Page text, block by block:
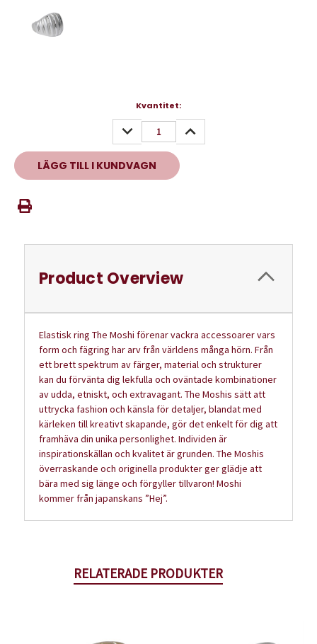
Kvantitet:
MINSKA
KVANTITET:
ÖKA
KVANTITET:
Product Overview
Elastisk ring The Moshi förenar vackra accessoarer vars
form och fägring har arv från världens många hörn. Från
ett brett spektrum av färger, material och strukturer
kan du förvänta dig lekfulla och oväntade kombinationer
av udda, etniskt, och extravagant. The Moshis sätt att
uttrycka fashion och känsla för detaljer, blandat med
kärleken till kreativt skapande, gör det enkelt för dig att
framhäva din unika personlighet. Individen är
inspirationskällan och kvalitet är grunden. The Moshis
överraskande och originella produkter ger glädje att
bära med sig länge och förgyller tillvaron! Moshi
kommer från japanskans ”Hej”.
RELATERADE PRODUKTER